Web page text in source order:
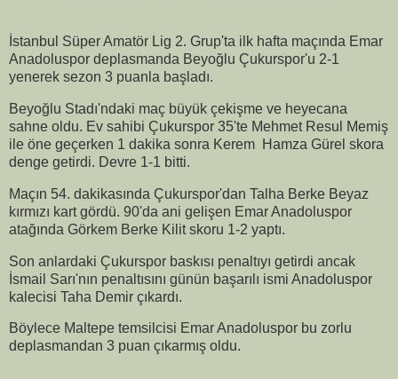
İstanbul Süper Amatör Lig 2. Grup'ta ilk hafta maçında Emar
Anadoluspor deplasmanda Beyoğlu Çukurspor'u 2-1
yenerek sezon 3 puanla başladı.
Beyoğlu Stadı'ndaki maç büyük çekişme ve heyecana
sahne oldu. Ev sahibi Çukurspor 35'te Mehmet Resul Memiş
ile öne geçerken 1 dakika sonra Kerem Hamza Gürel skora
denge getirdi. Devre 1-1 bitti.
Maçın 54. dakikasında Çukurspor'dan Talha Berke Beyaz
kırmızı kart gördü. 90'da ani gelişen Emar Anadoluspor
atağında Görkem Berke Kilit skoru 1-2 yaptı.
Son anlardaki Çukurspor baskısı penaltıyı getirdi ancak
İsmail Sarı'nın penaltısını günün başarılı ismi Anadoluspor
kalecisi Taha Demir çıkardı.
Böylece Maltepe temsilcisi Emar Anadoluspor bu zorlu
deplasmandan 3 puan çıkarmış oldu.